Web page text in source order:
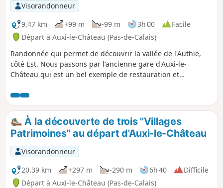
Visorandonneur
9,47 km
+99 m -99 m 3h 00
Facile
Départ à Auxi-le-Château (Pas-de-Calais)
Randonnée qui permet de découvrir la vallée de l'Authie,
côté Est. Nous passons par l'ancienne gare d'Auxi-le-
Château qui est un bel exemple de restauration et
petit cimetière militaire qui nous rappelle, ici aussi, les
horreurs de la guerre. Enfin, profitons des superbes points
de vue sur la vallée et sur la charmante ville d'Auxi.
À la découverte de trois "Villages
Patrimoines" au départ d'Auxi-le-Château
Visorandonneur
20,39 km
+297 m -290 m 6h 40
Difficile
Départ à Auxi-le-Château (Pas-de-Calais)